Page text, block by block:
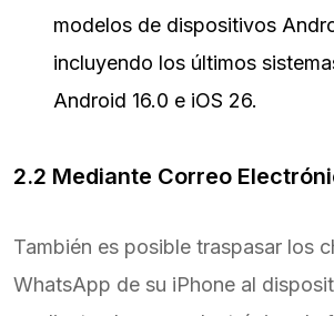
modelos de dispositivos
incluyendo los últimos
Android 16.0 e iOS 26.
2.2 Mediante Correo
También es posible traspasar los
WhatsApp de su iPhone al